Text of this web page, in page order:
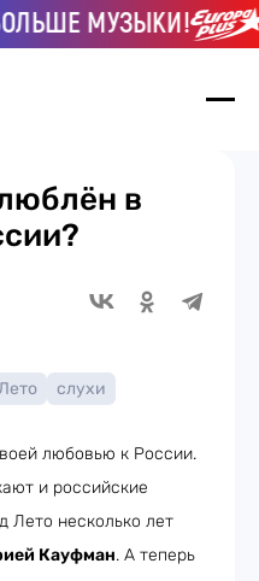
МУЗЫКИ!
в
слухи
любовью к России.
и российские
Лето несколько лет
Кауфман. А теперь